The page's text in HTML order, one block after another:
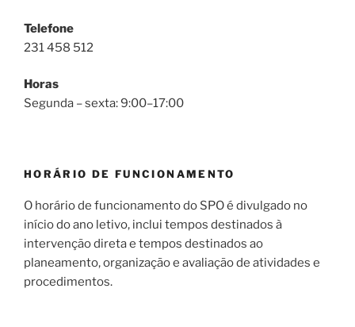
Telefone
231 458 512
Horas
Segunda – sexta: 9:00–17:00
HORÁRIO DE FUNCIONAMENTO
O horário de funcionamento do SPO é divulgado no
início do ano letivo, inclui tempos destinados à
intervenção direta e tempos destinados ao
planeamento, organização e avaliação de atividades e
procedimentos.